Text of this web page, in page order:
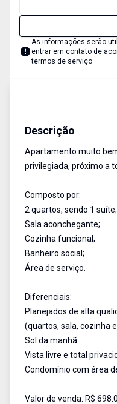
As informações serão
entrar em contato de
termos de serviço
Descrição
Apartamento muito
privilegiada, próximo a
Composto por:
2 quartos, sendo 1 suíte;
Sala aconchegante;
Cozinha funcional;
Banheiro social;
Área de serviço.
Diferenciais:
Planejados de alta
(quartos, sala, cozinha
Sol da manhã
Vista livre e total
Condomínio com área
Valor de venda: R$